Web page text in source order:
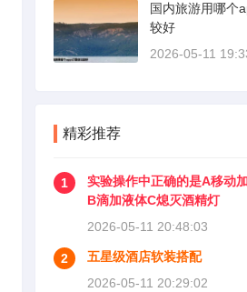
国内旅游用哪个
较好
2026-05-11
精彩推荐
1
实验操作中正确的是A移动
B滴加液体C熄灭酒精灯
2026-05-11 20:48:03
2
五星级酒店软装搭配
2026-05-11 20:29:02